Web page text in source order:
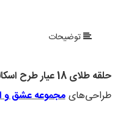
توضیحات
حلقه طلای 18 عیار طرح اسکالا
طراحی‌هایمجموعه عشق و